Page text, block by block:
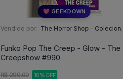
💖 GEEKDOWN
Vendido por: The Horror Shop - Colecionáveis - MG
Funko Pop The Creep - Glow - The
Creepshow #990
R$ 299,00 10% OFF